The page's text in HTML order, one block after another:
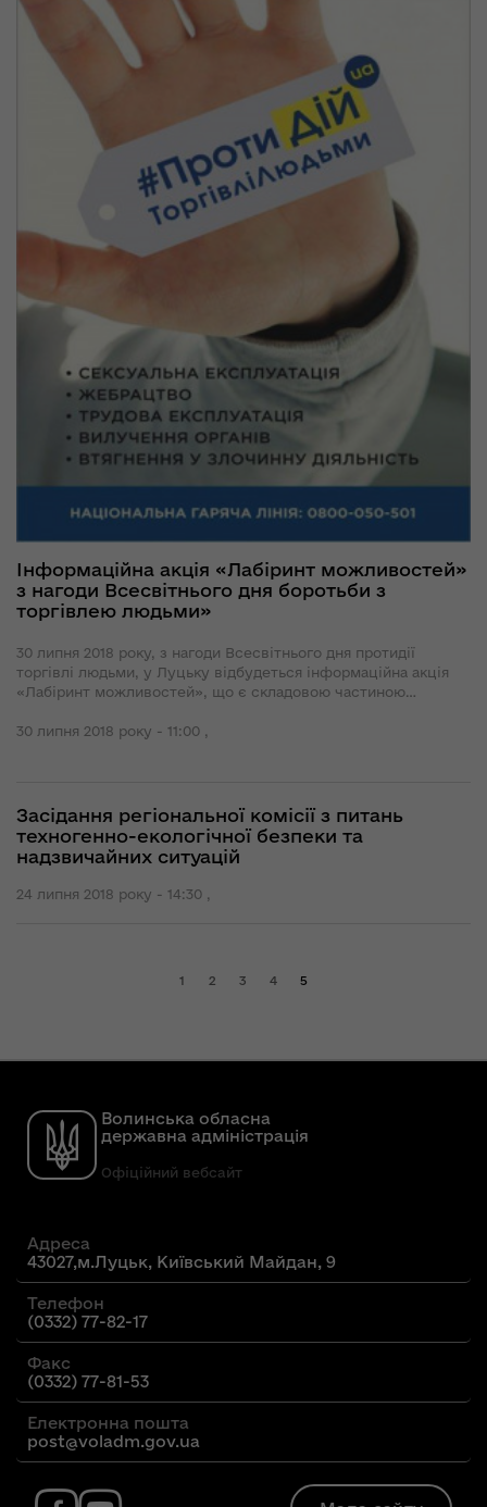
Інформаційна акція «Лабіринт можливостей»
з нагоди Всесвітнього дня боротьби з
торгівлею людьми»
30 липня 2018 року, з нагоди Всесвітнього дня протидії
торгівлі людьми, у Луцьку відбудеться інформаційна акція
«Лабіринт можливостей», що є складовою частиною
30 липня 2018 року - 11:00 ,
Засідання регіональної комісії з питань
техногенно-екологічної безпеки та
надзвичайних ситуацій
24 липня 2018 року - 14:30 ,
1 2 3 4 5
Волинська обласна
державна адміністрація
Офіційний вебсайт
Адреса
43027,м.Луцьк, Київський Майдан, 9
Телефон
(0332) 77-82-17
Факс
(0332) 77-81-53
Електронна пошта
post@voladm.gov.ua